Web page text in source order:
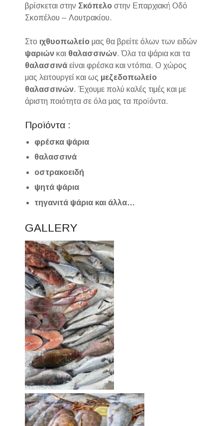
βρίσκεται στην Σκόπελο στην Επαρχιακή Οδό
Σκοπέλου – Λουτρακίου.
Στο ιχθυοπωλείο μας θα βρείτε όλων των ειδών
ψαριών και θαλασσινών. Όλα τα ψάρια και τα
θαλασσινά είναι φρέσκα και ντόπια. Ο χώρος
μας λειτουργεί και ως μεζεδοπωλείο
θαλασσινών. Έχουμε πολύ καλές τιμές και με
άριστη ποιότητα σε όλα μας τα προϊόντα.
Προϊόντα :
φρέσκα ψάρια
θαλασσινά
οστρακοειδή
ψητά ψάρια
τηγανιτά ψάρια και άλλα…
GALLERY